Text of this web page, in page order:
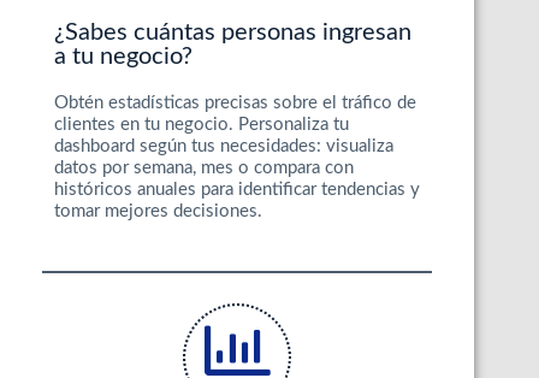
¿Sabes cuántas personas ingresan
a tu negocio?
Obtén estadísticas precisas sobre el tráfico de
clientes en tu negocio. Personaliza tu
dashboard según tus necesidades: visualiza
datos por semana, mes o compara con
históricos anuales para identificar tendencias y
tomar mejores decisiones.